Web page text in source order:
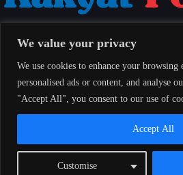
We value your privacy
We use cookies to enhance your browsing
personalised ads or content, and analyse
"Accept All", you consent to our use of
Customise
Accept All
berimbang untuk seluruh masyarakat Indonesia.
© 2026 Media Rakyat Post — Seluruh